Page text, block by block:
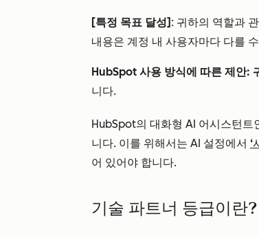
[특정 목표 달성] : 귀하의 역할과
내용은 계정 내 사용자마다 다를
HubSpot 사용 방식에 따른 제안:
니다.
HubSpot의 대화형 AI 어시스턴트
니다. 이를 위해서는 AI 설정에서 ‘
어 있어야 합니다.
기술 파트너 등급이란?